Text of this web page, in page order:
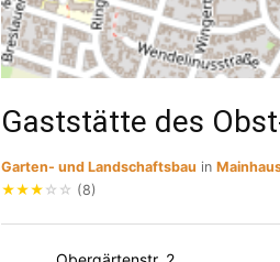
Gaststätte des
Garten- und Landschaftsbau in
★★★ ☆ ☆ (8)